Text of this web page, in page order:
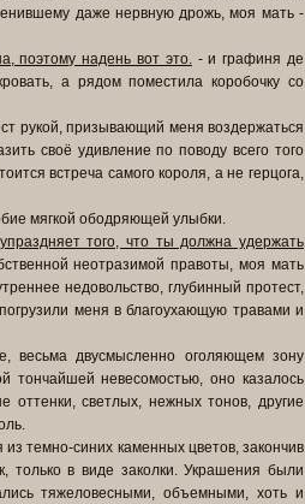
даже нервную дрожь, моя мать -
поэтому надень вот это.- и графиня де
а рядом поместила коробочку со
рукой, призывающий меня воздержаться
своё удивление по поводу всего того
встреча самого короля, а не герцога,
мягкой ободряющей улыбки.
того, что ты должна удержать
неотразимой правоты, моя мать
недовольство, глубинный протест,
меня в благоухающую травами и
весьма двусмысленно оголяющем зону
тончайшей невесомостью, оно казалось
светлых, нежных тонов, другие
темно-синих каменных цветов, закончив
только в виде заколки. Украшения были
тяжеловесными, объемными, хоть и